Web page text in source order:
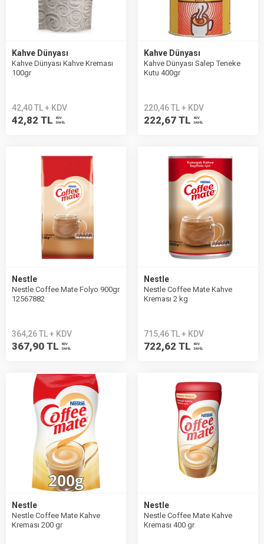
Kahve Dünyası
Kahve Dünyası Kahve Kreması
100gr
42,40 TL + KDV
42,82 TL
KDV
DAHİL
Kahve Dünyası
Kahve Dünyası Salep Teneke
Kutu 400gr
220,46 TL + KDV
222,67 TL
KDV
DAHİL
Nestle
Nestle Coffee Mate Folyo 900gr
12567882
364,26 TL + KDV
367,90 TL
KDV
DAHİL
Nestle
Nestle Coffee Mate Kahve
Kreması 2 kg
715,46 TL + KDV
722,62 TL
KDV
DAHİL
Nestle
Nestle Coffee Mate Kahve
Kreması 200 gr
Nestle
Nestle Coffee Mate Kahve
Kreması 400 gr